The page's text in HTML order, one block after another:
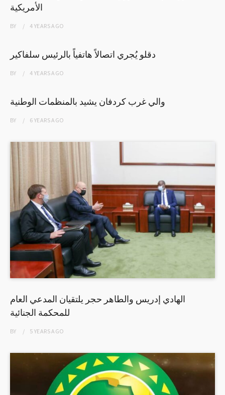
الأمريكية
BY 4 YEARSAGO
دقلو يُجري اتصالاً هاتفياً بالرئيس سلفاكير
BY 4 YEARSAGO
والي غرب كردفان يشيد بالمنظمات الوطنية
BY 6 YEARSAGO
الهادي إدريس والطاهر حجر يلتقيان المدعي العام
للمحكمة الجنائية
BY 5 YEARSAGO